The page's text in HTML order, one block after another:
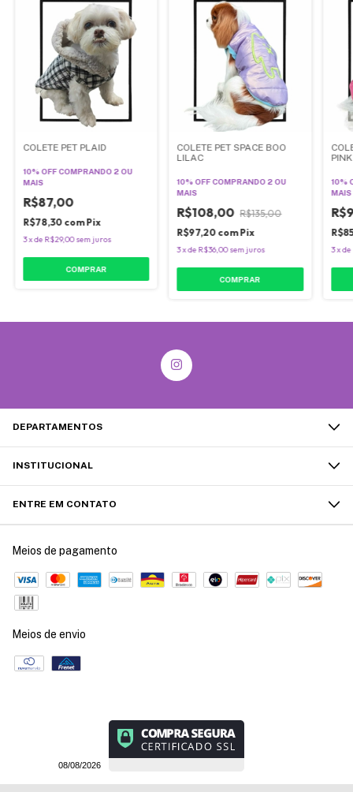
COLETE PET PLAID
10% OFFCOMPRANDO 2 OU
MAIS
R$87,00
R$78,30 com Pix
3xdeR$29,00 sem juros
COMPRAR
COLETE PET SPACE BOO
LILAC
10% OFFCOMPRANDO 2 OU
MAIS
R$108,00 R$135,00
R$97,20 comPix
3xdeR$36,00sem juros
COMPRAR
PINK
10%
MAIS
3xde
DEPARTAMENTOS
INSTITUCIONAL
ENTRE EM CONTATO
Meios de pagamento
Meios de envio
08/08/2026